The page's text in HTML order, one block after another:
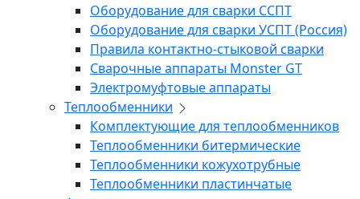
Оборудование для сварки ССПТ
Оборудование для сварки УСПТ (Россия)
Правила контактно-стыковой сварки
Сварочные аппараты Monster GT
Электромуфтовые аппараты
Теплообменники
Комплектующие для теплообменников
Теплообменники битермические
Теплообменники кожухотрубные
Теплообменники пластинчатые